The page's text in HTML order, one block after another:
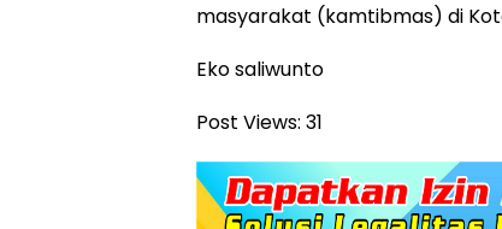
masyarakat (kamtibmas) di
Eko saliwunto
Post Views: 31